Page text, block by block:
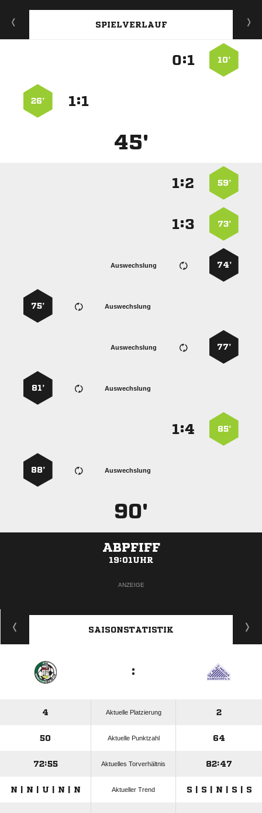
SPIELVERLAUF
10’
:
:
26’
45'
59’
:
73’
:
74’
Auswechslung
Auswechslung
75’
77’
Auswechslung
Auswechslung
81’
85’
:
Auswechslung
88’
90'
ABPFIFF
19:01UHR
ANZEIGE
SAISONSTATISTIK
:
4 Aktuelle Platzierung 2
50 Aktuelle Punktzahl 64
72:55 Aktuelles Torverhältnis 82:47
N | N | U | N | N Aktueller Trend S | S | N | S | S